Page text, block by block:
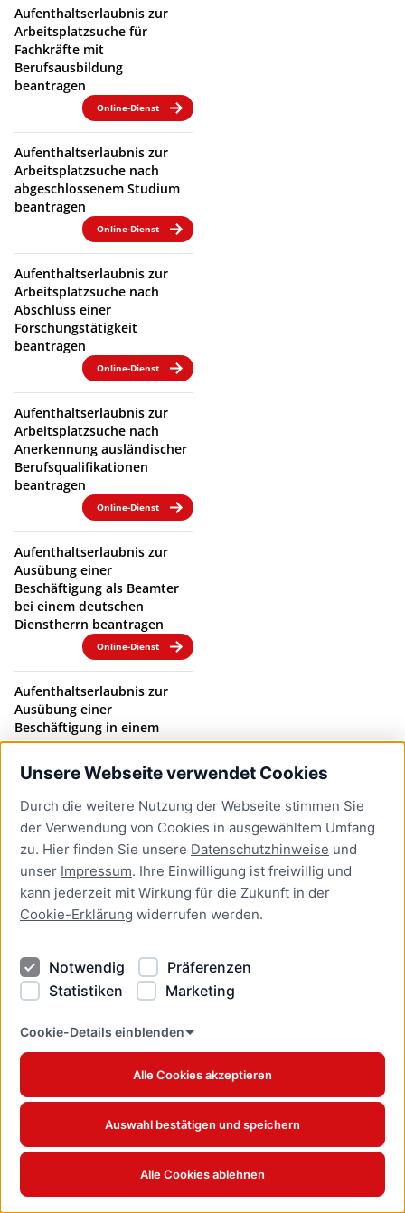
Unsere Webseite verwendet Cookies
Durch die weitere Nutzung der Webseite stimmen Sie
der Verwendung von Cookies in ausgewähltem Umfang
zu. Hier finden Sie unsere Datenschutzhinweise und
unser Impressum. Ihre Einwilligung ist freiwillig und
kann jederzeit mit Wirkung für die Zukunft in der
Cookie-Erklärung widerrufen werden.
Notwendig
Präferenzen
Statistiken
Marketing
Cookie-Details einblenden
Alle Cookies akzeptieren
Auswahl bestätigen und speichern
Alle Cookies ablehnen
Aufenthaltserlaubnis zur
Arbeitsplatzsuche für
Fachkräfte mit
Berufsausbildung
beantragen
Online-Dienst
Aufenthaltserlaubnis zur
Arbeitsplatzsuche nach
abgeschlossenem Studium
beantragen
Online-Dienst
Aufenthaltserlaubnis zur
Arbeitsplatzsuche nach
Abschluss einer
Forschungstätigkeit
beantragen
Online-Dienst
Aufenthaltserlaubnis zur
Arbeitsplatzsuche nach
Anerkennung ausländischer
Berufsqualifikationen
beantragen
Online-Dienst
Aufenthaltserlaubnis zur
Ausübung einer
Beschäftigung als Beamter
bei einem deutschen
Dienstherrn beantragen
Online-Dienst
Aufenthaltserlaubnis zur
Ausübung einer
Beschäftigung in einem
Beamtenverhältnis bei
einem deutschen
Dienstherrn verlängern
Online-Dienst
Aufenthaltserlaubnis zur
bedingten Zulassung zum
Studium oder zum
Teilzeitstudium beantragen
Online-Dienst
Aufenthaltserlaubnis zur
Beschäftigung als Fachkraft
mit akademischer
Ausbildung beantragen
Aufenthaltserlaubnis zur
betrieblichen Aus- und
Weiterbildung verlängern
Online-Dienst
Aufenthaltserlaubnis zur